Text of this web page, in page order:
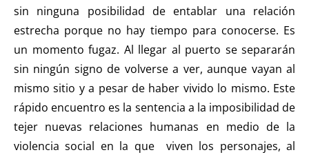
sin ninguna posibilidad de entablar una relación
estrecha porque no hay tiempo para conocerse. Es
un momento fugaz. Al llegar al puerto se separarán
sin ningún signo de volverse a ver, aunque vayan al
mismo sitio y a pesar de haber vivido lo mismo. Este
rápido encuentro es la sentencia a la imposibilidad de
tejer nuevas relaciones humanas en medio de la
violencia social en la que viven los personajes, al